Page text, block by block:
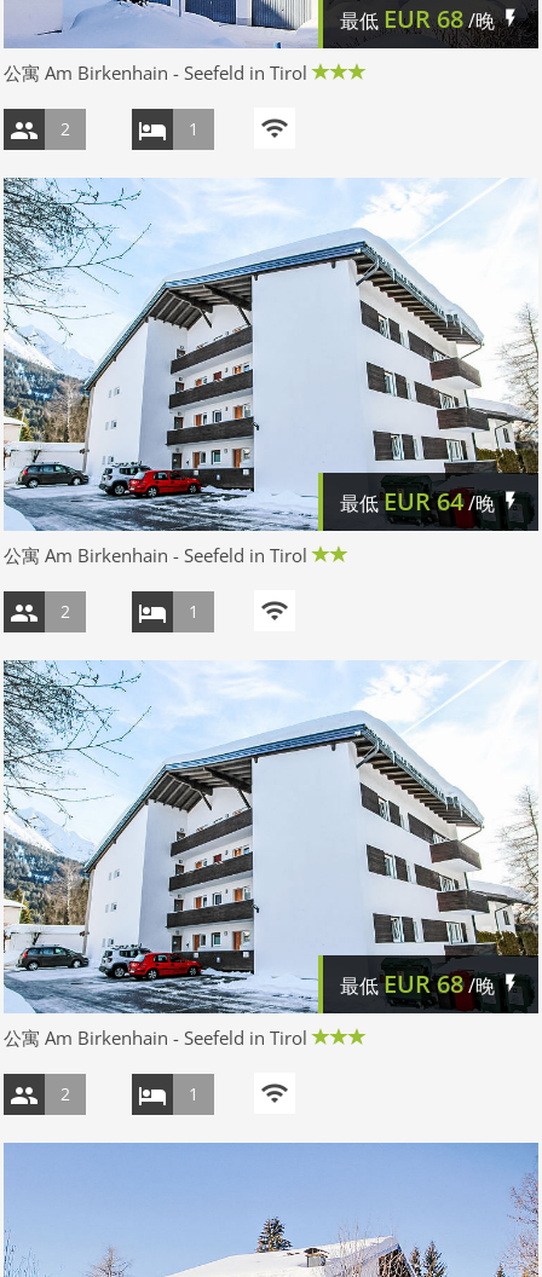
最低 EUR68/晚
公寓 Am Birkenhain - Seefeld in Tirol
2 1
最低EUR64/晚
公寓 Am Birkenhain - Seefeld in Tirol
2 1
最低EUR68/晚
公寓 Am Birkenhain - Seefeld in Tirol
2 1